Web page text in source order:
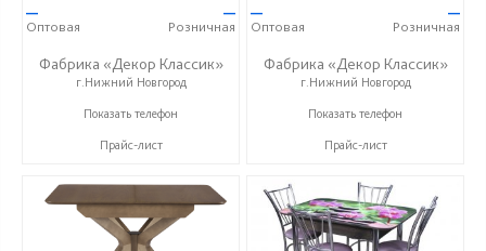
—
Оптовая
—
Розничная
Фабрика «Декор Классик»
г.Нижний Новгород
+7 (831) 614-39-98
Показать телефон
Прайс-лист
—
Оптовая
—
Розничная
Фабрика «Декор Классик»
г.Нижний Новгород
+7 (831) 614-39-98
Показать телефон
Прайс-лист